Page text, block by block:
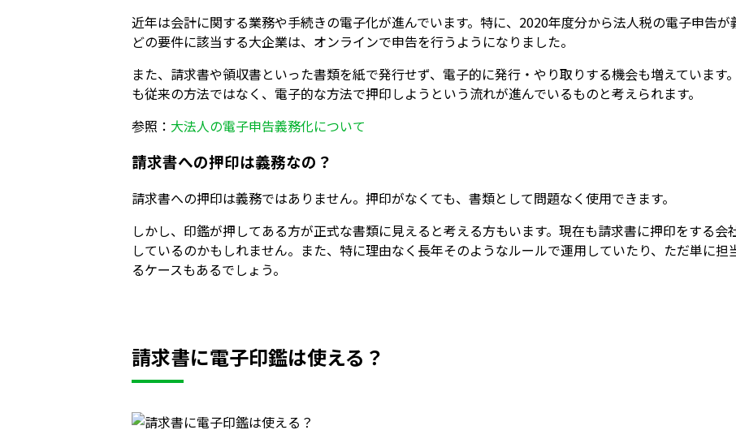
近年は会計に関する業務や手続きの電子化が進んでいます。特に、2020年度分から法人税の電子申告
どの要件に該当する大企業は、オンラインで申告を行うようになりました。
また、請求書や領収書といった書類を紙で発行せず、電子的に発行・やり取りする機会も増えています
も従来の方法ではなく、電子的な方法で押印しようという流れが進んでいるものと考えられます。
参照： 大法人の電子申告義務化について
請求書への押印は義務なの？
請求書への押印は義務ではありません。押印がなくても、書類として問題なく使用できます。
しかし、印鑑が押してある方が正式な書類に見えると考える方もいます。現在も請求書に押印をする
しているのかもしれません。また、特に理由なく長年そのようなルールで運用していたり、ただ単に
るケースもあるでしょう。
請求書に電子印鑑は使える？